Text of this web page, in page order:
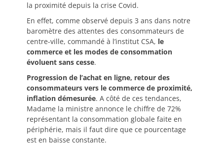
la proximité depuis la crise Covid.
En effet, comme observé depuis 3 ans dans notre
baromètre des attentes des consommateurs de
centre-ville, commandé à l’institut CSA, le
commerce et les modes de consommation
évoluent sans cesse.
Progression de l’achat en ligne, retour des
consommateurs vers le commerce de proximité,
inflation démesurée. A côté de ces tendances,
Madame la ministre annonce le chiffre de 72%
représentant la consommation globale faite en
périphérie, mais il faut dire que ce pourcentage
est en baisse constante.